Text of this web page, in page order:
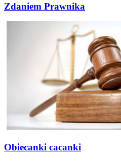
Zdaniem Prawnika
Obiecanki cacanki